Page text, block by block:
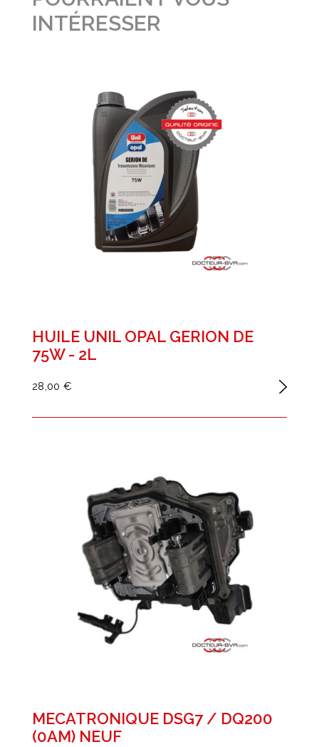
INTÉRESSER
HUILE UNIL OPAL GERION DE
75W - 2L
28,00 €
MECATRONIQUE DSG7 / DQ200
(0AM) NEUF